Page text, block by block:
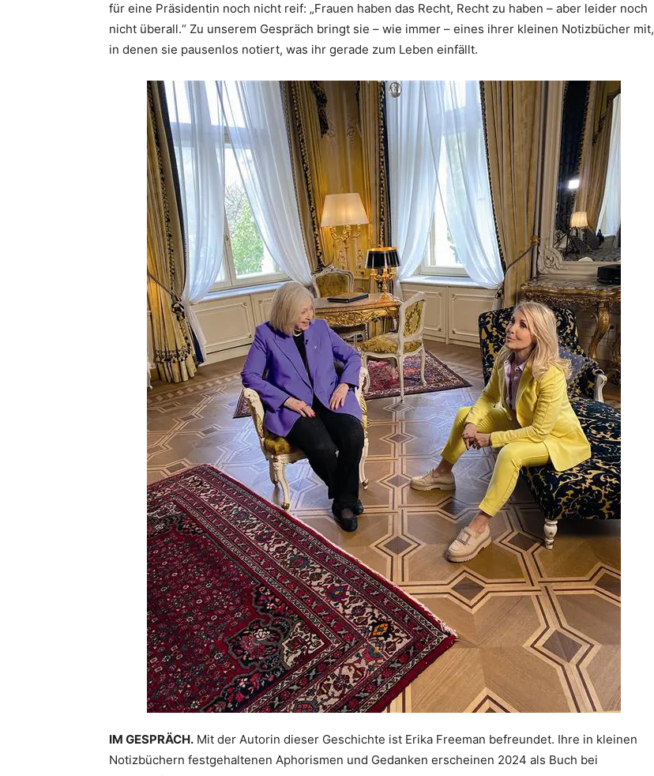
für eine Präsidentin noch nicht reif: „Frauen haben das Recht, Recht zu haben – aber leider noch
nicht überall.“ Zu unserem Gespräch bringt sie – wie immer – eines ihrer kleinen Notizbücher mit,
in denen sie pausenlos notiert, was ihr gerade zum Leben einfällt.
IM GESPRÄCH. Mit der Autorin dieser Geschichte ist Erika Freeman befreundet. Ihre in kleinen
Notizbüchern festgehaltenen Aphorismen und Gedanken erscheinen 2024 als Buch bei